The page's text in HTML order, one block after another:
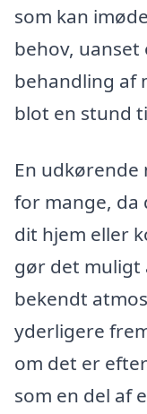
som kan
behov,
behandling af
blot en stund
En
for mange, da
dit hjem eller
gør det muligt
bekendt
yderligere
om det er
som en del af